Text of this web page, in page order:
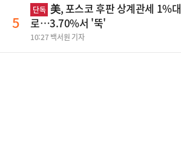
5
단독 美, 포스코 후판 상계관세 1%대
로…3.70%서 '뚝'
10:27 백서원 기자